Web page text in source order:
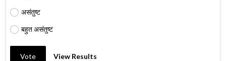
असंतुष्ट
बहुत असंतुष्ट
Vote View Results